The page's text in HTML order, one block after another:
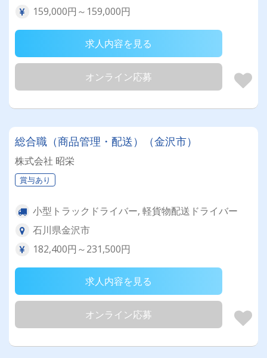
159,000円～159,000円
求人内容を見る
オンライン応募
総合職（商品管理・配送）（金沢市）
株式会社 昭栄
賞与あり
小型トラックドライバー, 軽貨物配送ドライバー
石川県金沢市
182,400円～231,500円
求人内容を見る
オンライン応募